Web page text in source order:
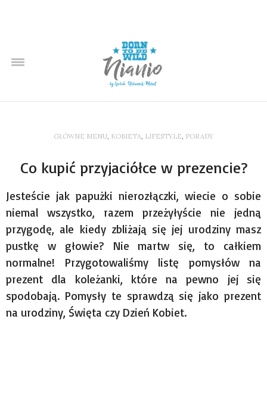
GŁÓWNE MENU, KOBIETA, LIFESTYLE, PORADY
Co kupić przyjaciółce w prezencie?
Jesteście jak papużki nierozłączki, wiecie o sobie
niemal wszystko, razem przeżyłyście nie jedną
przygodę, ale kiedy zbliżają się jej urodziny masz
pustkę w głowie? Nie martw się, to całkiem
normalne! Przygotowaliśmy listę pomysłów na
prezent dla koleżanki, które na pewno jej się
spodobają. Pomysły te sprawdzą się jako prezent
na urodziny, Święta czy Dzień Kobiet.